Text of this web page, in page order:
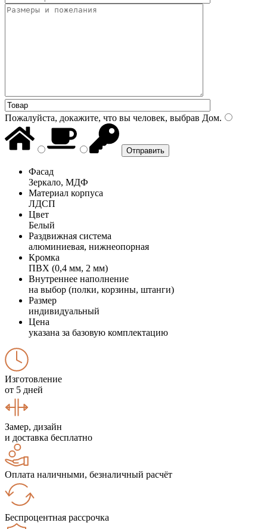
Пожалуйста, докажите, что вы человек, выбрав Дом.
Фасад
Зеркало, МДФ
Материал корпуса
ЛДСП
Цвет
Белый
Раздвижная система
алюминиевая, нижнеопорная
Кромка
ПВХ (0,4 мм, 2 мм)
Внутреннее наполнение
на выбор (полки, корзины, штанги)
Размер
индивидуальный
Цена
указана за базовую комплектацию
Изготовление
от 5 дней
Замер, дизайн
и доставка бесплатно
Оплата наличными, безналичный расчёт
Беспроцентная рассрочка